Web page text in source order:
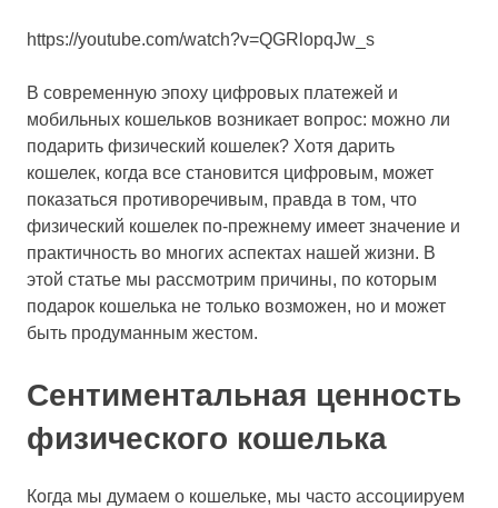
https://youtube.com/watch?v=QGRlopqJw_s
В современную эпоху цифровых платежей и
мобильных кошельков возникает вопрос: можно ли
подарить физический кошелек? Хотя дарить
кошелек, когда все становится цифровым, может
показаться противоречивым, правда в том, что
физический кошелек по-прежнему имеет значение и
практичность во многих аспектах нашей жизни. В
этой статье мы рассмотрим причины, по которым
подарок кошелька не только возможен, но и может
быть продуманным жестом.
Сентиментальная ценность
физического кошелька
Когда мы думаем о кошельке, мы часто ассоциируем